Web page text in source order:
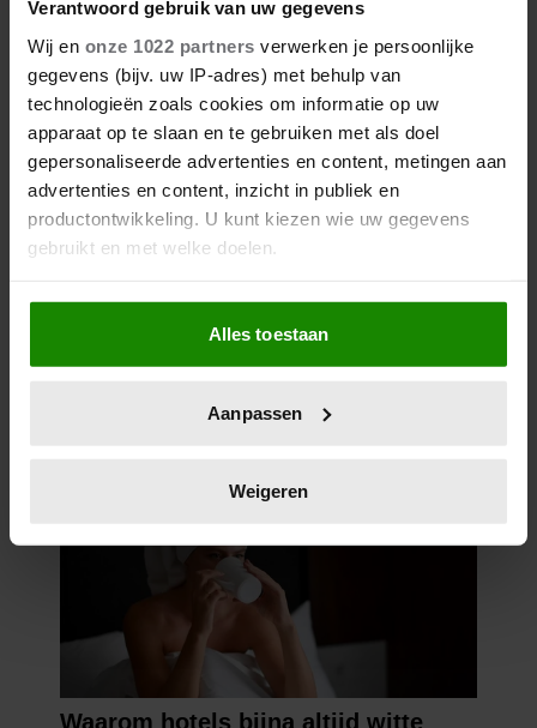
Verantwoord gebruik van uw gegevens
Wij en onze 1022 partners verwerken je persoonlijke
gegevens (bijv. uw IP-adres) met behulp van
technologieën zoals cookies om informatie op uw
apparaat op te slaan en te gebruiken met als doel
gepersonaliseerde advertenties en content, metingen aan
advertenties en content, inzicht in publiek en
productontwikkeling. U kunt kiezen wie uw gegevens
gebruikt en met welke doelen.
Als u het toestaat, willen we ook graag:
Informatie verzamelen over uw geografische
locatie, die tot een paar meter nauwkeurig kan zijn
scannen op specifieke eigenschappen (fingerprinting)
verwerkt en stel uw voorkeuren in het
intrekken in de Cookieverklaring.
We gebruiken cookies om content en advertenties te
personaliseren, om functies voor social media te bieden
en om ons websiteverkeer te analyseren. Ook delen we
informatie over uw gebruik van onze site met onze
partners voor social media, adverteren en analyse. Deze
Alles toestaan
Aanpassen
Weigeren